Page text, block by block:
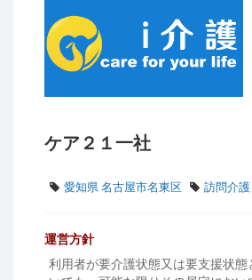
ケア２１一社
愛知県 名古屋市名東区 訪問介護
運営方針
利用者が要介護状態又は要支援状態